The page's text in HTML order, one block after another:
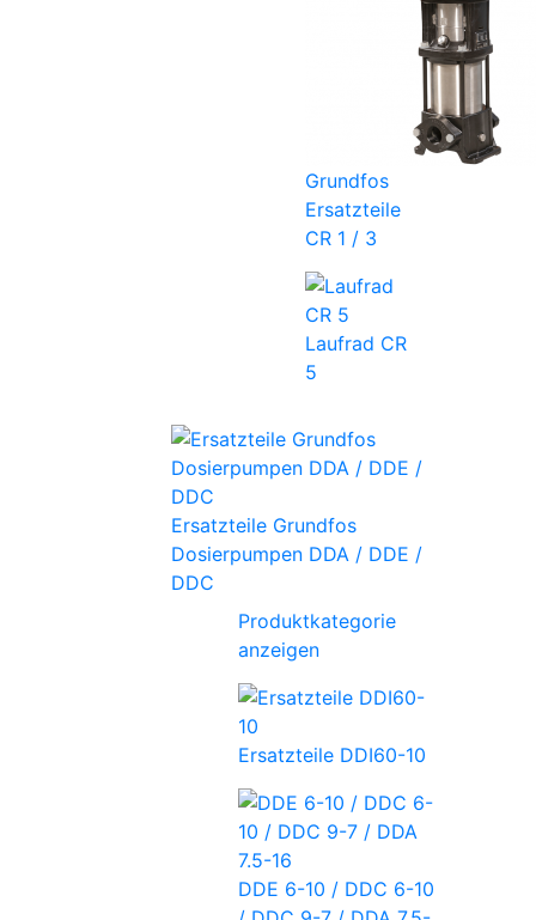
Grundfos
Ersatzteile
CR 1 / 3
Laufrad CR
5
Ersatzteile Grundfos
Dosierpumpen DDA / DDE /
DDC
Produktkategorie
anzeigen
Ersatzteile DDI60-10
DDE 6-10 / DDC 6-10